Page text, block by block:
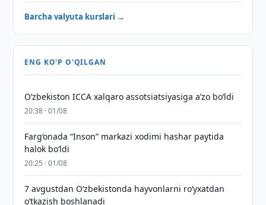
Barcha valyuta kurslari →
ENG KO'P O'QILGAN
O‘zbekiston ICCA xalqaro assotsiatsiyasiga aʼzo bo‘ldi
20:38 · 01/08
Farg‘onada “Inson” markazi xodimi hashar paytida
halok bo‘ldi
20:25 · 01/08
7 avgustdan O‘zbekistonda hayvonlarni ro‘yxatdan
o‘tkazish boshlanadi